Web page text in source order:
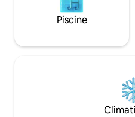
Piscine